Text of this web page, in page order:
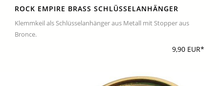
ROCK EMPIRE BRASS SCHLÜSSELANHÄNGER
Klemmkeil als Schlüsselanhänger aus Metall mit Stopper aus
Bronce.
9,90 EUR*